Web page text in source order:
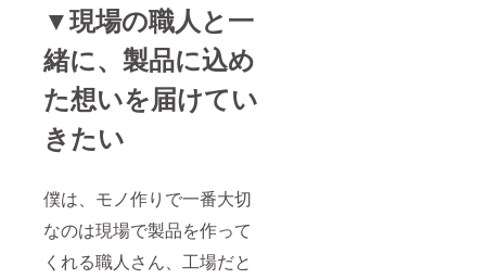
▼現場の職人と一
緒に、製品に込め
た想いを届けてい
きたい
僕は、モノ作りで一番大切
なのは現場で製品を作って
くれる職人さん、工場だと